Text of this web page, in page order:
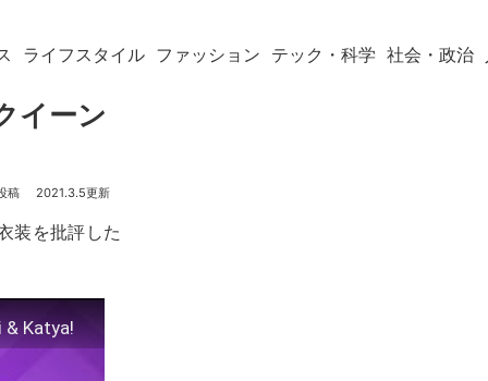
ライフスタイル ファッション テック・科学 社会・政治
イーン
2021.3.5
装を批評した
& Katya!